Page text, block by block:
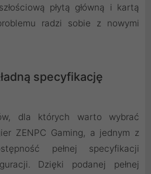
płytą główną i kartą
radzi sobie z nowymi
specyfikację
dla których warto wybrać
ZENPC Gaming, a jednym z
pełnej specyfikacji
Dzięki podanej pełnej